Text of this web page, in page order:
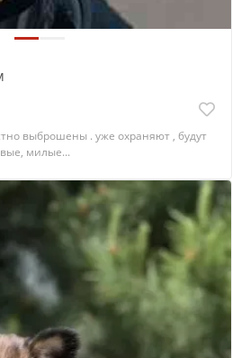
выброшены . уже охраняют , будут
милые...